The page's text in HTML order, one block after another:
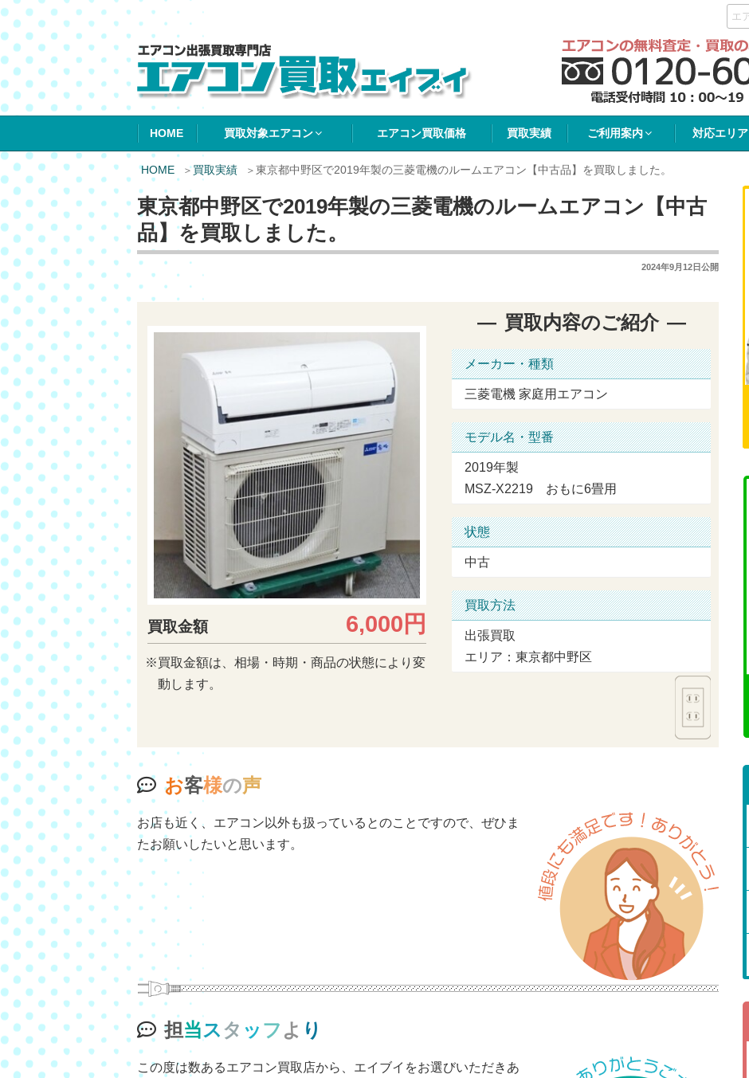
エアコン買取エイブイ
HOME 買取対象エアコン エアコン買取価格 買取実績 ご利用案内 対応エリア
HOME 買取実績 東京都中野区で2019年製の三菱電機のルームエアコン【中古品】を買取しました。
東京都中野区で2019年製の三菱電機のルームエアコン【中古
品】を買取しました。
2024年9月12日公開
買取金額 6,000円
※買取金額は、相場・時期・商品の状態により変
動します。
買取内容のご紹介
メーカー・種類
三菱電機 家庭用エアコン
モデル名・型番
2019年製
MSZ-X2219 おもに6畳用
状態
中古
買取方法
出張買取
エリア：東京都中野区
お客様の声
お店も近く、エアコン以外も扱っているとのことですので、ぜひま
たお願いしたいと思います。
担当スタ ッ フ よ り
この度は数あるエアコン買取店から、エイブイをお選びいただきあ